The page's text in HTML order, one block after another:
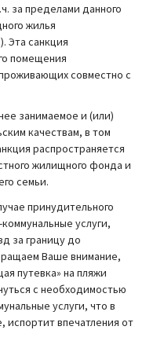
за пределами данного
жилья
Эта санкция
помещения
совместно с
занимаемое и (или)
качествам, в том
распространяется
жилищного фонда и
семьи.
принудительного
услуги,
за границу до
Ваше внимание,
путевка» на пляжи
с необходимостью
услуги, что в
впечатления от